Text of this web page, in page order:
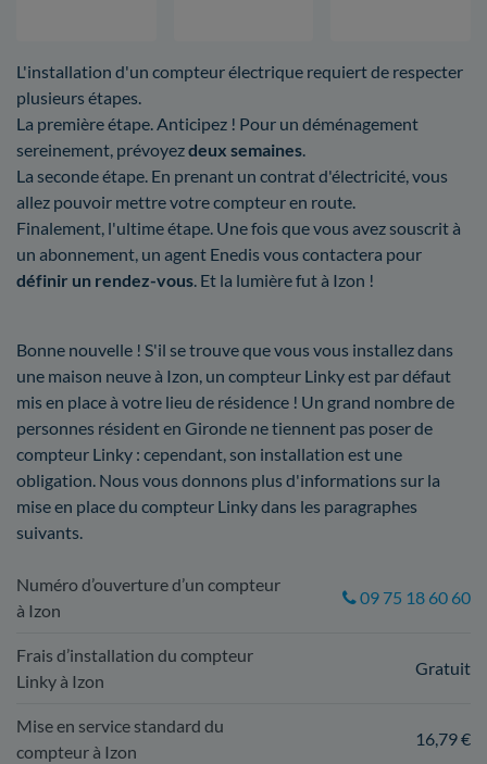
L'installation d'un compteur électrique requiert de respecter
plusieurs étapes.
La première étape. Anticipez ! Pour un déménagement
sereinement, prévoyezdeux semaines.
La seconde étape. En prenant un contrat d'électricité, vous
allez pouvoir mettre votre compteur en route.
Finalement, l'ultime étape. Une fois que vous avez souscrit à
un abonnement, un agent Enedis vous contactera pour
définir un rendez-vous. Et la lumière fut à Izon !
Bonne nouvelle ! S'il se trouve que vous vous installez dans
une maison neuve à Izon, un compteur Linky est par défaut
mis en place à votre lieu de résidence ! Un grand nombre de
personnes résident en Gironde ne tiennent pas poser de
compteur Linky : cependant, son installation est une
obligation. Nous vous donnons plus d'informations sur la
mise en place du compteur Linky dans les paragraphes
suivants.
Numéro d’ouverture d’un compteur
à Izon
09 75 18 60 60
Frais d’installation du compteur
Linky à Izon
Gratuit
Mise en service standard du
compteur à Izon
16,79 €